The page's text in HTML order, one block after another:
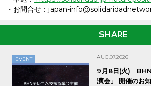
・お問合せ：japan-
SHARE
EVENT AUG.07.2026
9月8日(火) BHN
演会」 開催のお